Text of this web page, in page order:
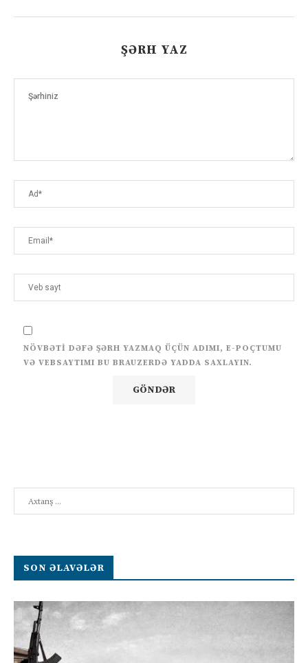
ŞƏRH YAZ
NÖVBƏTI DƏFƏ ŞƏRH YAZMAQ ÜÇÜN ADIMI, E-POÇTUMU
VƏ VEBSAYTIMI BU BRAUZERDƏ YADDA SAXLAYIN.
SON ƏLAVƏLƏR